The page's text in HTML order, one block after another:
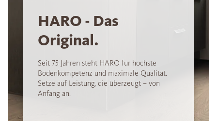
HARO - Das
Original.
Seit 75 Jahren steht HARO für höchste
Bodenkompetenz und maximale Qualität.
Setze auf Leistung, die überzeugt – von
Anfang an.